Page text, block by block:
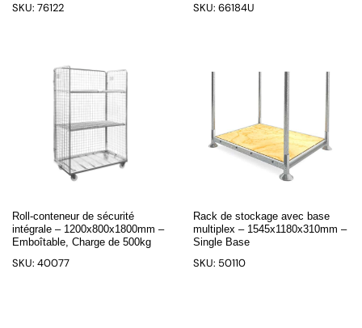
SKU: 76122 SKU: 66184U
Roll-conteneur de sécurité
intégrale – 1200x800x1800mm –
Emboîtable, Charge de 500kg
SKU: 40077
Rack de stockage avec base
multiplex – 1545x1180x310mm –
Single Base
SKU: 50110